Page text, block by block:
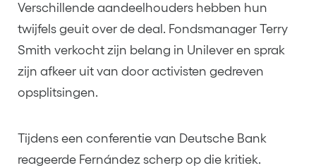
Verschillende aandeelhouders hebben hun
twijfels geuit over de deal. Fondsmanager Terry
Smith verkocht zijn belang in Unilever en sprak
zijn afkeer uit van door activisten gedreven
opsplitsingen.
Tijdens een conferentie van Deutsche Bank
reageerde Fernández scherp op die kritiek.